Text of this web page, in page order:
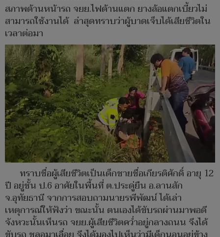
สภาพด้านหน้ารถ จยย.ไฟด้านแตก ยางล้อแตกเบี้ยวไม่
สามารถใช้งานได้ ล่าสุดทราบว่าผู้บาดเจ็บได้เสียชีวิตใน
เวลาต่อมา
ทราบชื่อผู้เสียชีวิตเป็นเด็กชายชื่อเกียรติศักดิ์ อายุ 12
ปี อยู่ชั้น ป.6 อาศัยในพื้นที่ ต.ประดู่ยืน อ.ลานสัก
จ.อุทัยธานี จากการสอบถามนายรพีพัฒน์ ได้เล่า
เหตุการณ์ให้ฟังว่า ขณะนั้น ตนเองได้ขับรถผ่านมาพอดี
จังหวะนั้นเห็นรถ จยย.ผู้เสียชีวิตคว่ำอยู่กลางถนน จึงได้